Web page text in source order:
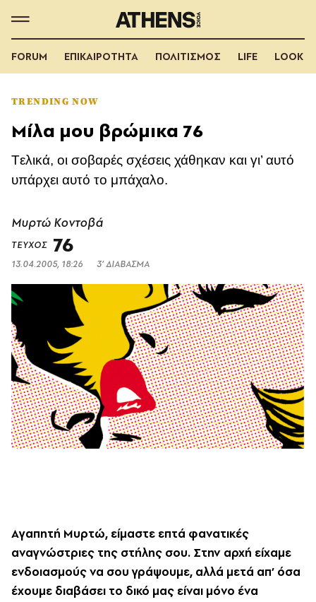
FORUM ΕΠΙΚΑΙΡΟΤΗΤΑ ΠΟΛΙΤΙΣΜΟΣ LIFE LOOK
TRENDING NOW
Μίλα μου βρώμικα 76
Tελικά, οι σοβαρές σχέσεις χάθηκαν και γι’ αυτό
υπάρχει αυτό το μπάχαλο.
Μυρτώ Κοντοβά
ΤΕΥΧΟΣ 76
13.04.2005, 18:26 3’ ΔΙΑΒΑΣΜΑ
Aγαπητή Mυρτώ, είμαστε επτά φανατικές
αναγνώστριες της στήλης σου. Στην αρχή είχαμε
ενδοιασμούς να σου γράψουμε, αλλά μετά απ’ όσα
έχουμε διαβάσει το δικό μας είναι μόνο ένα